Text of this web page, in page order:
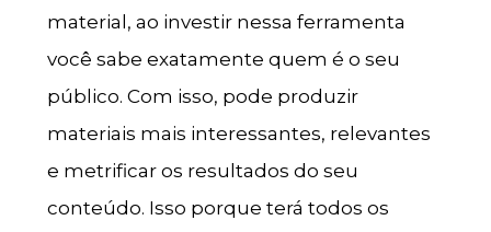
material, ao investir nessa ferramenta
você sabe exatamente quem é o seu
público. Com isso, pode produzir
materiais mais interessantes, relevantes
e metrificar os resultados do seu
conteúdo. Isso porque terá todos os